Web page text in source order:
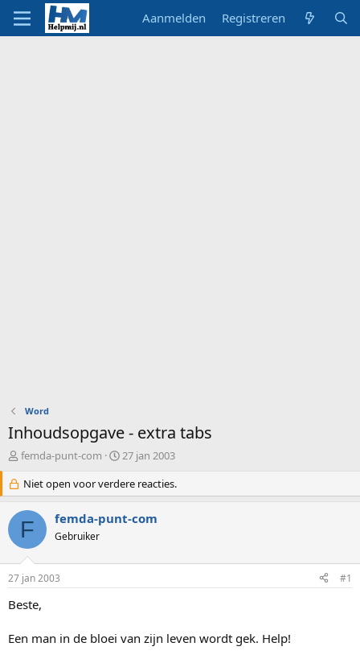
Aanmelden Registreren
Word
Inhoudsopgave - extra tabs
O
d
e
r
w
e
p
s
t
a
t
femda-punt-com
S
a
r
t
d
m
27 jan 2003
Niet open voor verdere reacties.
F femda-punt-com
Gebruiker
27 jan 2003 #1
Beste,
Een man in de bloei van zijn leven wordt gek. Help!